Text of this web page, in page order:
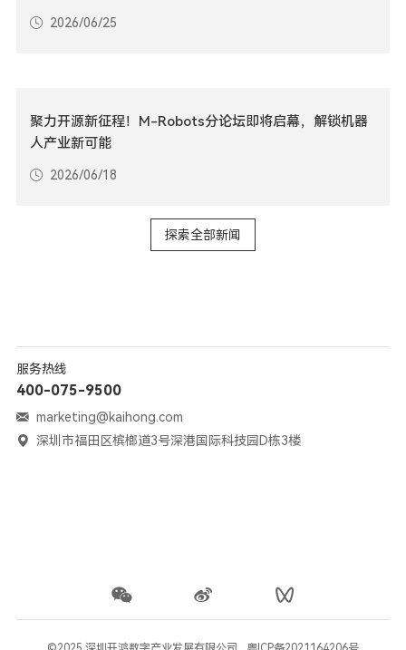
2026/06/25
聚力开源新征程！M-Robots分论坛即将启幕，解锁机器
人产业新可能
2026/06/18
探索全部新闻
服务热线
400-075-9500
marketing@kaihong.com
深圳市福田区槟榔道3号深港国际科技园D栋3楼